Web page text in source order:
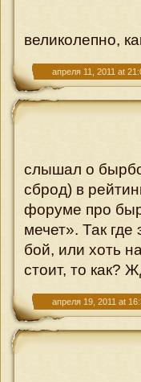
великолепно,
апреля 11, 2011 at
слышал о
сброд) в
форуме про
мечет». Так
бой, или хоть
стоит, то как?
апреля 19, 2011 at